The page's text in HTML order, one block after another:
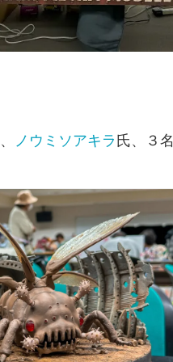
、 ノウミソアキラ氏、３